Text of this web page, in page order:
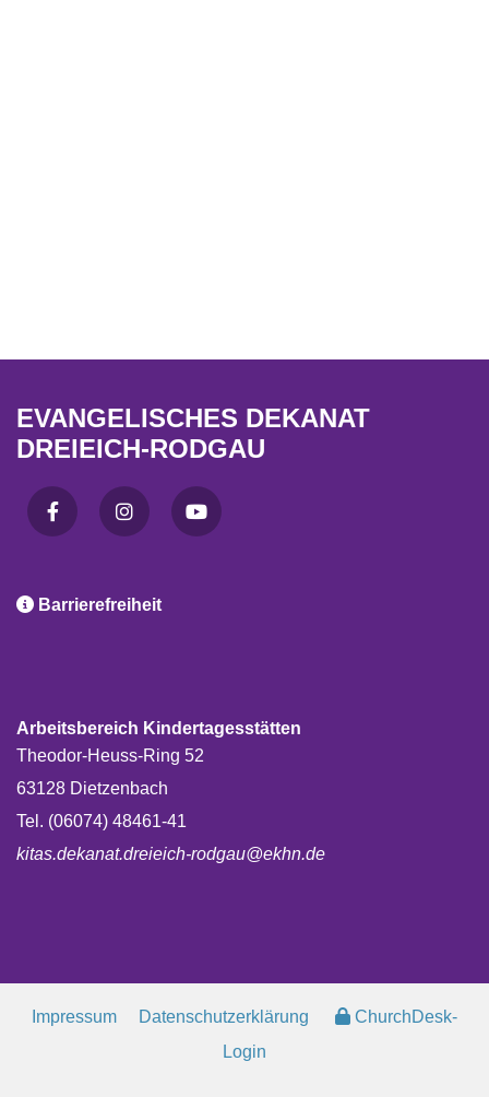
EVANGELISCHES DEKANAT
DREIEICH-RODGAU
 Barrierefreiheit
Arbeitsbereich Kindertagesstätten
Theodor-Heuss-Ring 52
63128 Dietzenbach
Tel. (06074) 48461-41
kitas.dekanat.dreieich-rodgau@ekhn.de
Impressum Datenschutzerklärung
ChurchDesk-
Login